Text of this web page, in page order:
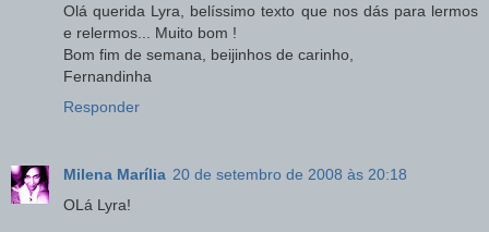
Olá querida Lyra, belíssimo texto que nos dás para lermos
e relermos... Muito bom !
Bom fim de semana, beijinhos de carinho,
Fernandinha
Responder
Milena Marília 20 de setembro de 2008 às 20:18
OLá Lyra!